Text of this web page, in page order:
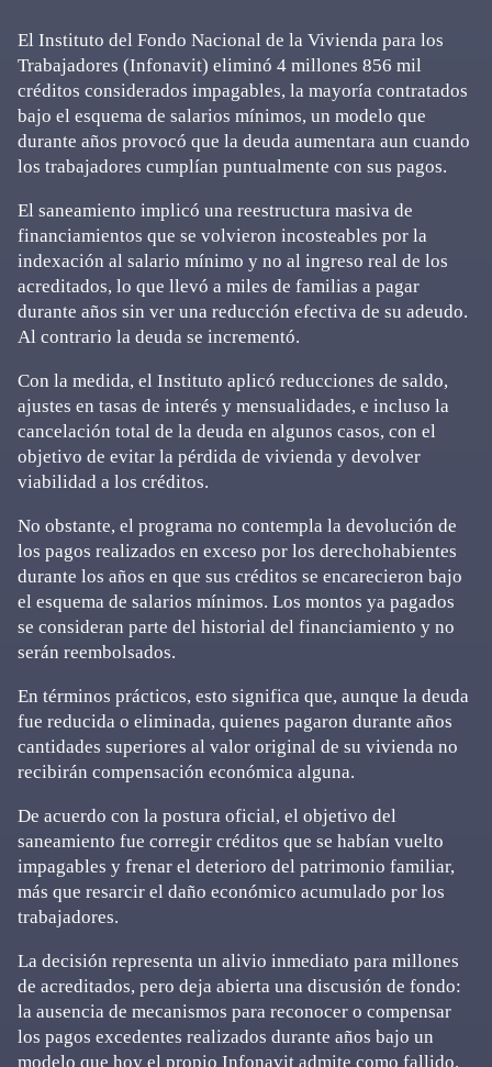
El Instituto del Fondo Nacional de la Vivienda para los
Trabajadores (Infonavit) eliminó 4 millones 856 mil
créditos considerados impagables, la mayoría contratados
bajo el esquema de salarios mínimos, un modelo que
durante años provocó que la deuda aumentara aun cuando
los trabajadores cumplían puntualmente con sus pagos.
El saneamiento implicó una reestructura masiva de
financiamientos que se volvieron incosteables por la
indexación al salario mínimo y no al ingreso real de los
acreditados, lo que llevó a miles de familias a pagar
durante años sin ver una reducción efectiva de su adeudo.
Al contrario la deuda se incrementó.
Con la medida, el Instituto aplicó reducciones de saldo,
ajustes en tasas de interés y mensualidades, e incluso la
cancelación total de la deuda en algunos casos, con el
objetivo de evitar la pérdida de vivienda y devolver
viabilidad a los créditos.
No obstante, el programa no contempla la devolución de
los pagos realizados en exceso por los derechohabientes
durante los años en que sus créditos se encarecieron bajo
el esquema de salarios mínimos. Los montos ya pagados
se consideran parte del historial del financiamiento y no
serán reembolsados.
En términos prácticos, esto significa que, aunque la deuda
fue reducida o eliminada, quienes pagaron durante años
cantidades superiores al valor original de su vivienda no
recibirán compensación económica alguna.
De acuerdo con la postura oficial, el objetivo del
saneamiento fue corregir créditos que se habían vuelto
impagables y frenar el deterioro del patrimonio familiar,
más que resarcir el daño económico acumulado por los
trabajadores.
La decisión representa un alivio inmediato para millones
de acreditados, pero deja abierta una discusión de fondo:
la ausencia de mecanismos para reconocer o compensar
los pagos excedentes realizados durante años bajo un
modelo que hoy el propio Infonavit admite como fallido.